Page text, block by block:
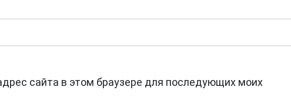
сайта в этом браузере для последующих моих